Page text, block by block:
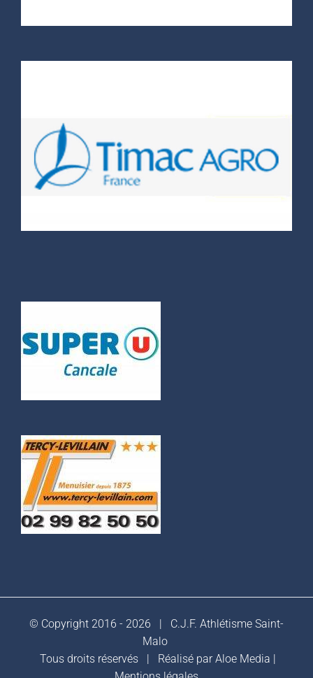
© Copyright 2016 - 2026 | C.J.F. Athlétisme Saint-
Malo
Tous droits réservés | Réalisé parAloe Media |